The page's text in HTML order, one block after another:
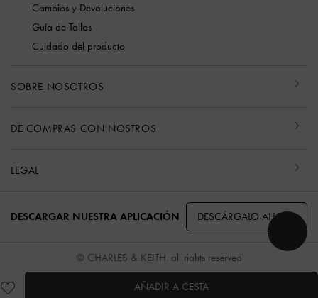
AÑADIR A CESTA
Cambios y Devoluciones
Guía de Tallas
Cuidado del producto
SOBRE NOSOTROS
DE COMPRAS CON NOSTROS
LEGAL
DESCARGAR NUESTRA APLICACIÓN DESCÁRGALO AHORA
© CHARLES & KEITH, all rights reserved